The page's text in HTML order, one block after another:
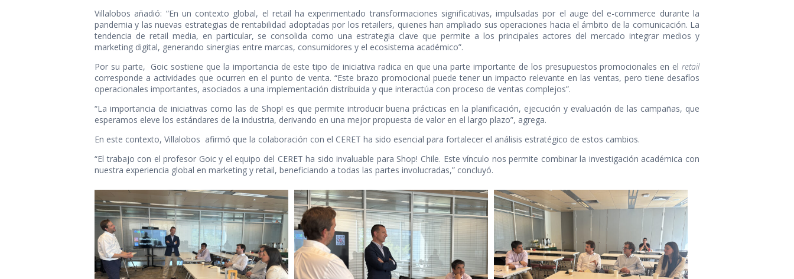
Villalobos añadió: “En un contexto global, el retail ha experimentado transformaciones significativas, impulsadas por el auge del e-commerce durante la
pandemia y las nuevas estrategias de rentabilidad adoptadas por los retailers, quienes han ampliado sus operaciones hacia el ámbito de la comunicación. La
tendencia de retail media, en particular, se consolida como una estrategia clave que permite a los principales actores del mercado integrar medios y
marketing digital, generando sinergias entre marcas, consumidores y el ecosistema académico”.
Por su parte, Goic sostiene que la importancia de este tipo de iniciativa radica en que una parte importante de los presupuestos promocionales en el retail
corresponde a actividades que ocurren en el punto de venta. “Este brazo promocional puede tener un impacto relevante en las ventas, pero tiene desafíos
operacionales importantes, asociados a una implementación distribuida y que interactúa con proceso de ventas complejos”.
“La importancia de iniciativas como las de Shop! es que permite introducir buena prácticas en la planificación, ejecución y evaluación de las campañas, que
esperamos eleve los estándares de la industria, derivando en una mejor propuesta de valor en el largo plazo”, agrega.
En este contexto, Villalobos afirmó que la colaboración con el CERET ha sido esencial para fortalecer el análisis estratégico de estos cambios.
“El trabajo con el profesor Goic y el equipo del CERET ha sido invaluable para Shop! Chile. Este vínculo nos permite combinar la investigación académica con
nuestra experiencia global en marketing y retail, beneficiando a todas las partes involucradas,” concluyó.